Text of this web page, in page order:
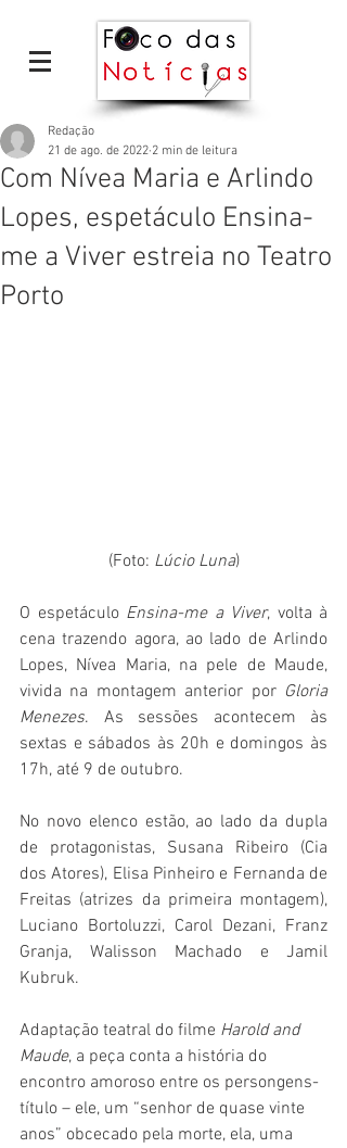
Com Nívea Maria e Arlindo
Lopes, espetáculo Ensina-
me a Viver estreia no Teatro
Porto
Redação
21 de ago. de 2022 2 min de leitura
(Foto: Lúcio Luna)
O espetáculo Ensina-me a Viver, volta à
cena trazendo agora, ao lado de Arlindo
Lopes, Nívea Maria, na pele de Maude,
vivida na montagem anterior por Gloria
Menezes. As sessões acontecem às
sextas e sábados às 20h e domingos às
17h, até 9 de outubro.
No novo elenco estão, ao lado da dupla
de protagonistas, Susana Ribeiro (Cia
dos Atores), Elisa Pinheiro e Fernanda de
Freitas (atrizes da primeira montagem),
Luciano Bortoluzzi, Carol Dezani, Franz
Granja, Walisson Machado e Jamil
Kubruk.
Adaptação teatral do filme Harold and
Maude, a peça conta a história do
encontro amoroso entre os persongens-
título – ele, um “senhor de quase vinte
anos” obcecado pela morte, ela, uma